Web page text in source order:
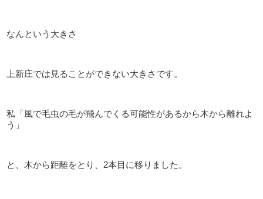
なんという大きさ
上新庄では見ることができない大きさです。
私「風で毛虫の毛が飛んでくる可能性があるから木から離れよ
う」
と、木から距離をとり、2本目に移りました。